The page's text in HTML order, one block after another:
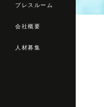
プレスルーム
会社概要
人材募集